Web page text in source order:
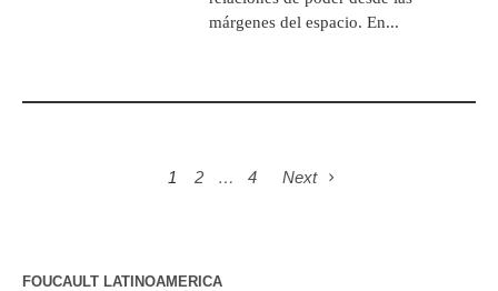
márgenes del espacio. En...
1 2 … 4 Next
FOUCAULT LATINOAMERICA